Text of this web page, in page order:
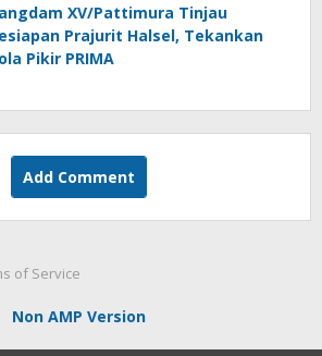
XV/Pattimura Tinjau
Prajurit Halsel, Tekankan
Pikir PRIMA
Add Comment
of Service
Non AMP Version